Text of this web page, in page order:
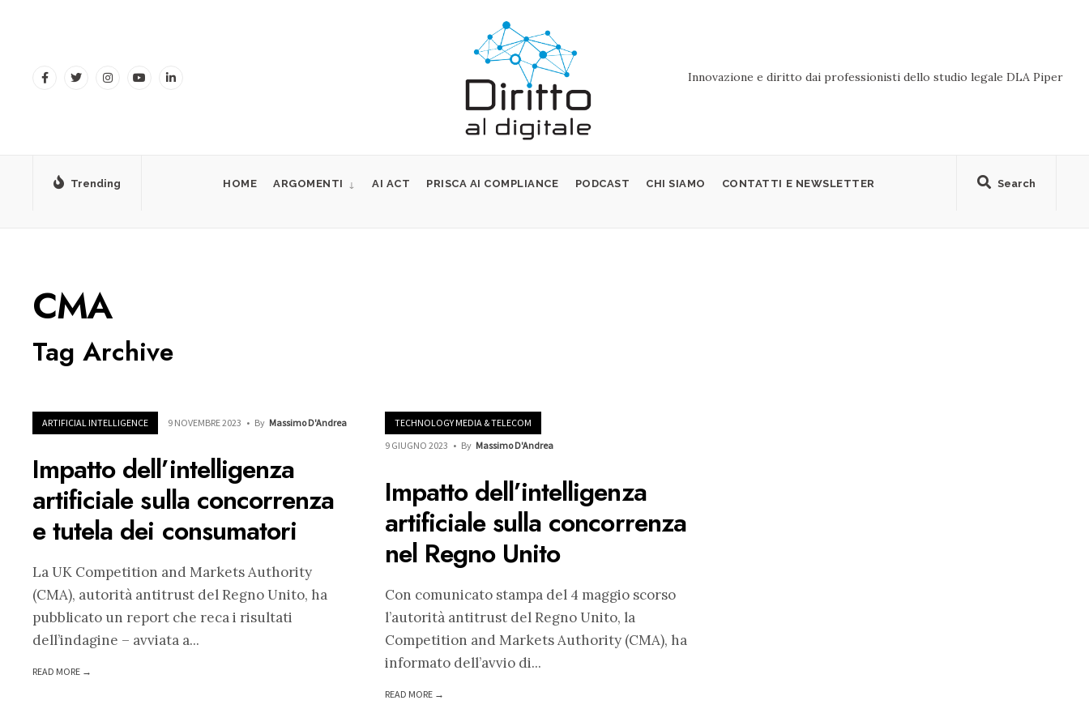
Innovazione e diritto dai professionisti dello studio legale DLA Piper
Trending Search
HOME ARGOMENTI AI ACT PRISCA AI COMPLIANCE PODCAST CHI SIAMO CONTATTI E NEWSLETTER
CMA
Tag Archive
ARTIFICIAL INTELLIGENCE 9 NOVEMBRE 2023 • By Massimo D'Andrea
Impatto dell’intelligenza
artificiale sulla concorrenza
e tutela dei consumatori
La UK Competition and Markets Authority
(CMA), autorità antitrust del Regno Unito, ha
pubblicato un report che reca i risultati
dell’indagine – avviata a...
READ MORE →
TECHNOLOGY MEDIA & TELECOM
9 GIUGNO 2023 • By Massimo D'Andrea
Impatto dell’intelligenza
artificiale sulla concorrenza
nel Regno Unito
Con comunicato stampa del 4 maggio scorso
l’autorità antitrust del Regno Unito, la
Competition and Markets Authority (CMA), ha
informato dell’avvio di...
READ MORE →